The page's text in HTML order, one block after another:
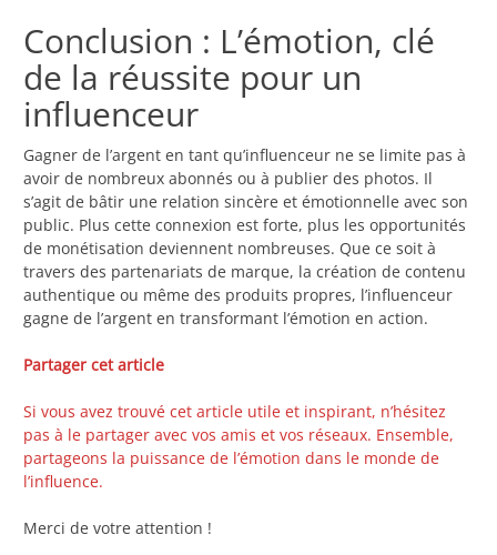
Conclusion : L’émotion, clé
de la réussite pour un
influenceur
Gagner de l’argent en tant qu’influenceur ne se limite pas à
avoir de nombreux abonnés ou à publier des photos. Il
s’agit de bâtir une relation sincère et émotionnelle avec son
public. Plus cette connexion est forte, plus les opportunités
de monétisation deviennent nombreuses. Que ce soit à
travers des partenariats de marque, la création de contenu
authentique ou même des produits propres, l’influenceur
gagne de l’argent en transformant l’émotion en action.
Partager cet article
Si vous avez trouvé cet article utile et inspirant, n’hésitez
pas à le partager avec vos amis et vos réseaux. Ensemble,
partageons la puissance de l’émotion dans le monde de
l’influence.
Merci de votre attention !